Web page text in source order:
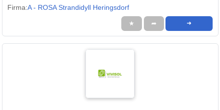
Firma:A - ROSA Strandidyll Heringsdorf
★ ➦ ➜